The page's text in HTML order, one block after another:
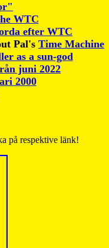
WTC
efter WTC
Pal's Time Machine
as a sun-god
juni 2022
2000
på respektive länk!